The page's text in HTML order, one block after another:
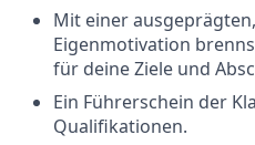
Mit einer
Eigenmotivation
für deine Ziele und
Ein Führerschein der
Qualifikationen.